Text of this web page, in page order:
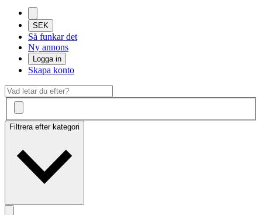
SEK
Så funkar det
Ny annons
Logga in
Skapa konto
Filtrera efter kategori